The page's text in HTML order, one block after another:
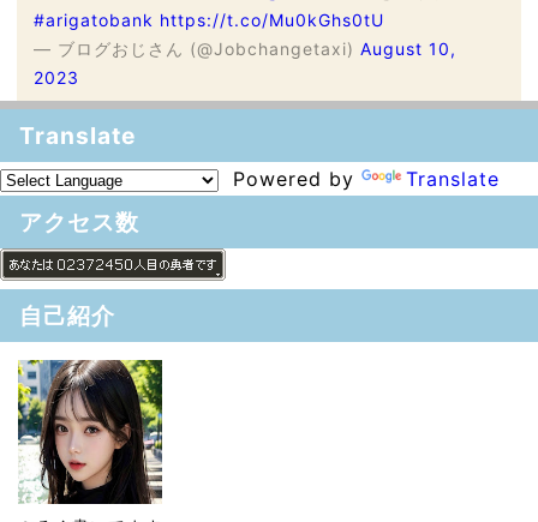
#arigatobank https://t.co/Mu0kGhs0tU
— ブログおじさん (@Jobchangetaxi) August 10,
2023
Translate
Powered by Translate
アクセス数
自己紹介